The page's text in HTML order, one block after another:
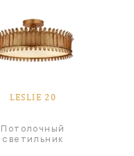
LESLIE 20
Потолочный
светильник